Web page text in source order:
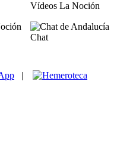
Vídeos La Noción
Chat
|